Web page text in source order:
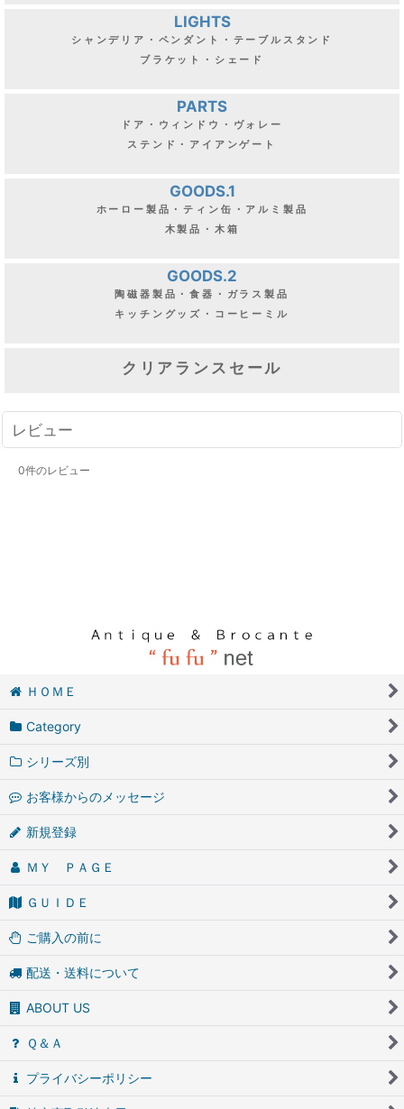
LIGHTS
シャンデリア・ペンダント・テーブルスタンド
ブラケット・シェード
PARTS
ドア・ウィンドウ・ヴォレー
ステンド・アイアンゲート
GOODS.1
ホーロー製品・ティン缶・アルミ製品
木製品・木箱
GOODS.2
陶磁器製品・食器・ガラス製品
キッチングッズ・コーヒーミル
クリアランスセール
レビュー
0件のレビュー
ＨＯＭＥ
Category
シリーズ別
お客様からのメッセージ
新規登録
ＭＹ ＰＡＧＥ
ＧＵＩＤＥ
ご購入の前に
配送・送料について
ABOUT US
Ｑ＆Ａ
プライバシーポリシー